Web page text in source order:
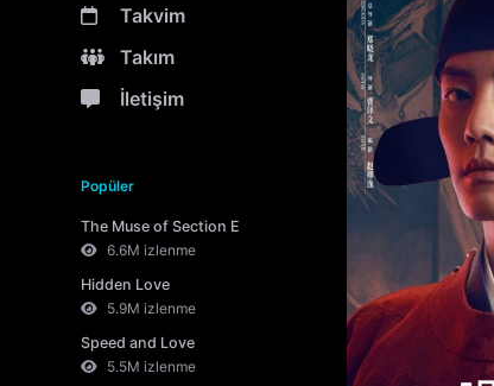
Takvim
Takım
İletişim
Popüler
The Muse of Section E
6.6M izlenme
Hidden Love
5.9M izlenme
Speed and Love
5.5M izlenme